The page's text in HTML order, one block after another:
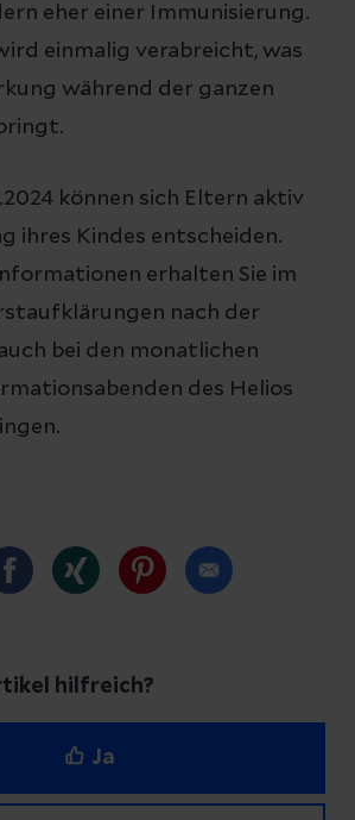
eher einer Immunisierung.
einmalig verabreicht, was
während der ganzen
können sich Eltern aktiv
ihres Kindes entscheiden.
erhalten Sie im
nach der
bei den monatlichen
des Helios
hilfreich?
Ja